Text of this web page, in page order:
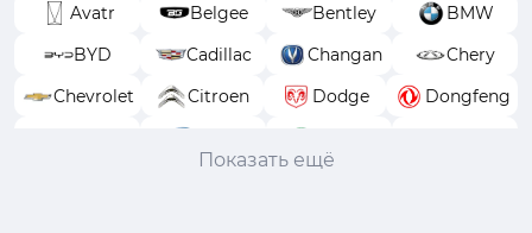
Avatr
Belgee Bentley
BMW
BYD
Cadillac Changan
Chery
Chevrolet
Citroen Dodge
Dongfeng
Показать ещё